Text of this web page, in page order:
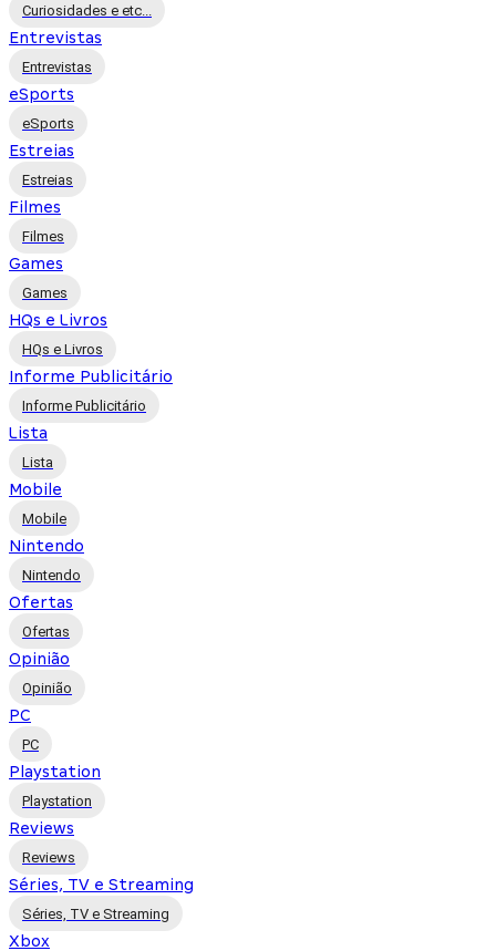
Curiosidades e etc...
Entrevistas
Entrevistas
eSports
eSports
Estreias
Estreias
Filmes
Filmes
Games
Games
HQs e Livros
HQs e Livros
Informe Publicitário
Informe Publicitário
Lista
Lista
Mobile
Mobile
Nintendo
Nintendo
Ofertas
Ofertas
Opinião
Opinião
PC
PC
Playstation
Playstation
Reviews
Reviews
Séries, TV e Streaming
Séries, TV e Streaming
Xbox